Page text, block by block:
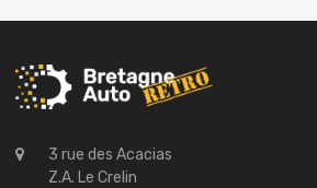
3 rue des Acacias
Z.A. Le Crelin